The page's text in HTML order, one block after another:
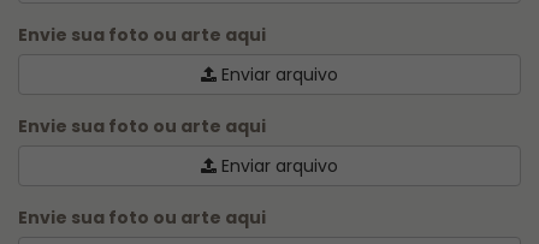
Envie sua foto ou arte aqui
Enviar arquivo
Envie sua foto ou arte aqui
Enviar arquivo
Envie sua foto ou arte aqui
inclusa no valor).